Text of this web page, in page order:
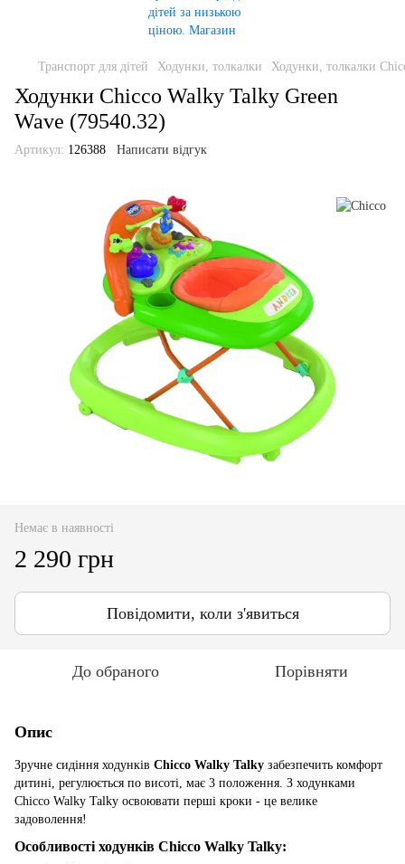
Транспорт для дітей Ходунки, толкалки Ходунки, толкалки
Ходунки Chicco Walky Talky Green
Wave (79540.32)
Артикул: 126388 Написати відгук
Немає в наявності
2 290 грн
Повідомити, коли з'явиться
До обраного Порівняти
Опис
Зручне сидіння ходунків Chicco Walky Talky забезпечить комфорт
дитині, регулюється по висоті, має 3 положення. З ходунками
Chicco Walky Talky освоювати перші кроки - це велике
задоволення!
Особливості ходунків Chicco Walky Talky: